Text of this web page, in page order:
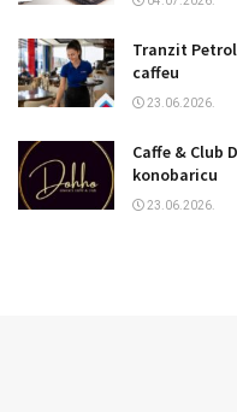
Tranzit
caffeu
23.06.2026.
Caffe & Club
konobaricu
23.06.2026.